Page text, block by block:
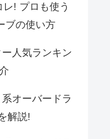
レ! プロも使う
ブの使い方
人気ランキン
オーバードラ
解説!